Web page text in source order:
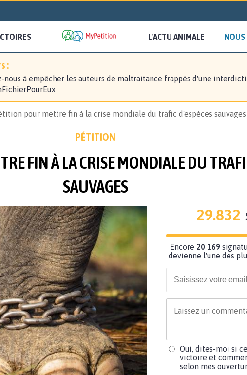
L'ACTU ANIMALE
:
nous à empêcher les auteurs de maltraitance frappés d'une
pour mettre fin à la crise mondiale du trafic d'espèces sauvages
PÉTITION
FIN À LA CRISE MONDIALE DU
SAUVAGES
29.832
Encore 20 169
devienne l'une des
Oui, dites-moi si
victoire et
selon mes